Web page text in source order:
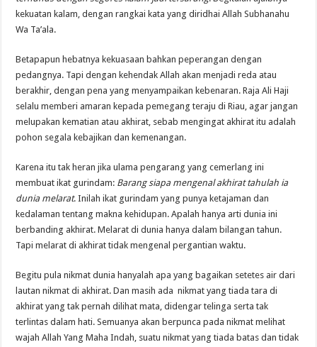
kekuatan kalam, dengan rangkai kata yang diridhai Allah Subhanahu
Wa Ta’ala.
Betapapun hebatnya kekuasaan bahkan peperangan dengan
pedangnya. Tapi dengan kehendak Allah akan menjadi reda atau
berakhir, dengan pena yang menyampaikan kebenaran. Raja Ali Haji
selalu memberi amaran kepada pemegang teraju di Riau, agar jangan
melupakan kematian atau akhirat, sebab mengingat akhirat itu adalah
pohon segala kebajikan dan kemenangan.
Karena itu tak heran jika ulama pengarang yang cemerlang ini
membuat ikat gurindam: Barang siapa mengenal akhirat tahulah ia
dunia melarat. Inilah ikat gurindam yang punya ketajaman dan
kedalaman tentang makna kehidupan. Apalah hanya arti dunia ini
berbanding akhirat. Melarat di dunia hanya dalam bilangan tahun.
Tapi melarat di akhirat tidak mengenal pergantian waktu.
Begitu pula nikmat dunia hanyalah apa yang bagaikan setetes air dari
lautan nikmat di akhirat. Dan masih ada nikmat yang tiada tara di
akhirat yang tak pernah dilihat mata, didengar telinga serta tak
terlintas dalam hati. Semuanya akan berpunca pada nikmat melihat
wajah Allah Yang Maha Indah, suatu nikmat yang tiada batas dan tidak